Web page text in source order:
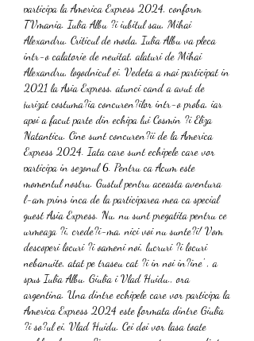
participa la America Express 2024, conform
TVmania. Iulia Albu ?i iubitul sau, Mihai
Alexandru. Criticul de moda, Iulia Albu va pleca
intr-o calatorie de neuitat, alaturi de Mihai
Alexandru, logodnicul ei. Vedeta a mai participat in
2021 la Asia Express, atunci cand a avut de
jurizat costuma?ia concuren?ilor intr-o proba, iar
apoi a facut parte din echipa lui Cosmin ?i Eliza
Natanticu. Cine sunt concuren?ii de la America
Express 2024. Iata care sunt echipele care vor
participa in sezonul 6. Pentru ca Acum este
momentul nostru. Gustul pentru aceasta aventura
l-am prins inca de la participarea mea ca special
guest Asia Express. Nu, nu sunt pregatita pentru ce
urmeaza ?i, crede?i-ma, nici voi nu sunte?i! Vom
descoperi locuri ?i oameni noi, lucruri ?i locuri
nebanuite, atat pe traseu cat ?i in noi in?ine' , a
spus Iulia Albu. Giulia i Vlad Huidu., ora
argentina. Una dintre echipele care vor participa la
America Express 2024 este formata dintre Giulia
?i so?ul ei, Vlad Huidu. Cei doi vor lasa toate